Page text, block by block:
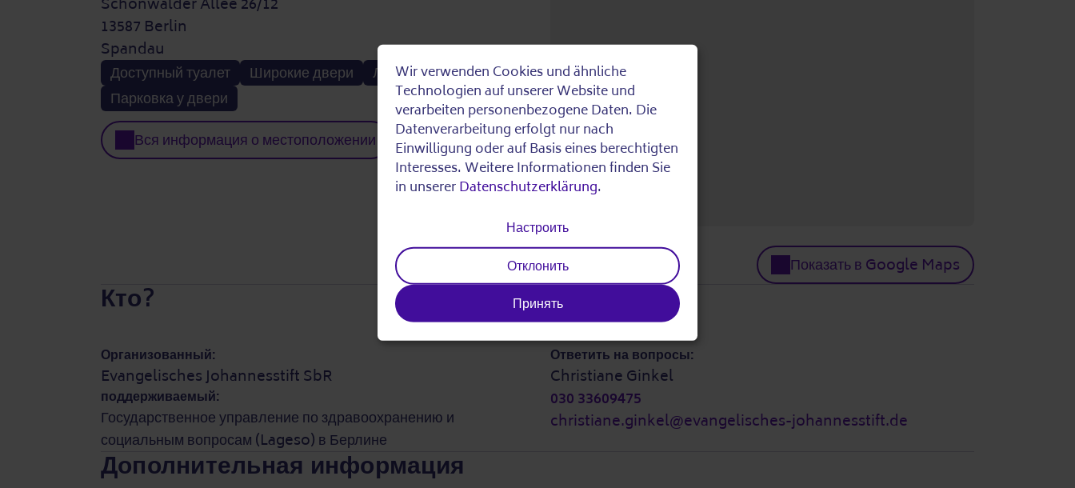
13587 Berlin
Spandau
Доступный туалет
Широкие двери
Лифт
Парковка у двери
Вся информация о местоположении
Показать в Google Maps
Кто?
Организованный:
Evangelisches Johannesstift SbR
поддерживаемый:
Государственное управление по здравоохранению и
социальным вопросам (Lageso) в Берлине
Ответить на вопросы:
Christiane Ginkel
030 33609475
christiane.ginkel@evangelisches-johannesstift.de
Дополнительная информация
Use
of
personal
and
cookies
Wir verwenden Cookies und ähnliche
Technologien auf unserer Website und
verarbeiten personenbezogene Daten. Die
Datenverarbeitung erfolgt nur nach
Einwilligung oder auf Basis eines berechtigten
Interesses. Weitere Informationen finden Sie
in unsererDatenschutzerklärung.
Настроить
Отклонить
Принять